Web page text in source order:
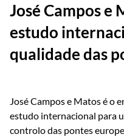
José Campos e
estudo
qualidade das
José Campos e Matos é o
estudo internacional para
controlo das pontes